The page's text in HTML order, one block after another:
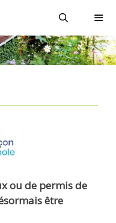
ou de permis de
être